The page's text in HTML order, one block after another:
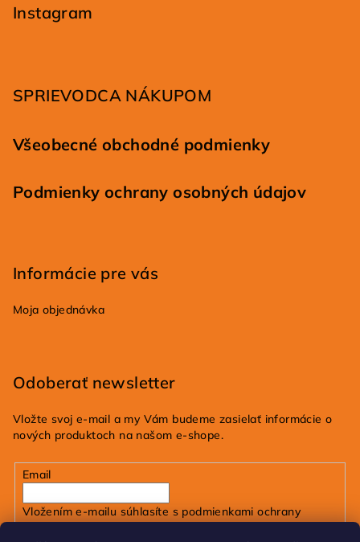
Instagram
SPRIEVODCA NÁKUPOM
Všeobecné obchodné podmienky
Podmienky ochrany osobných údajov
Informácie pre vás
Moja objednávka
Odoberať newsletter
Vložte svoj e-mail a my Vám budeme zasielať informácie o
nových produktoch na našom e-shope.
Email
Vložením e-mailu súhlasíte s podmienkami ochrany